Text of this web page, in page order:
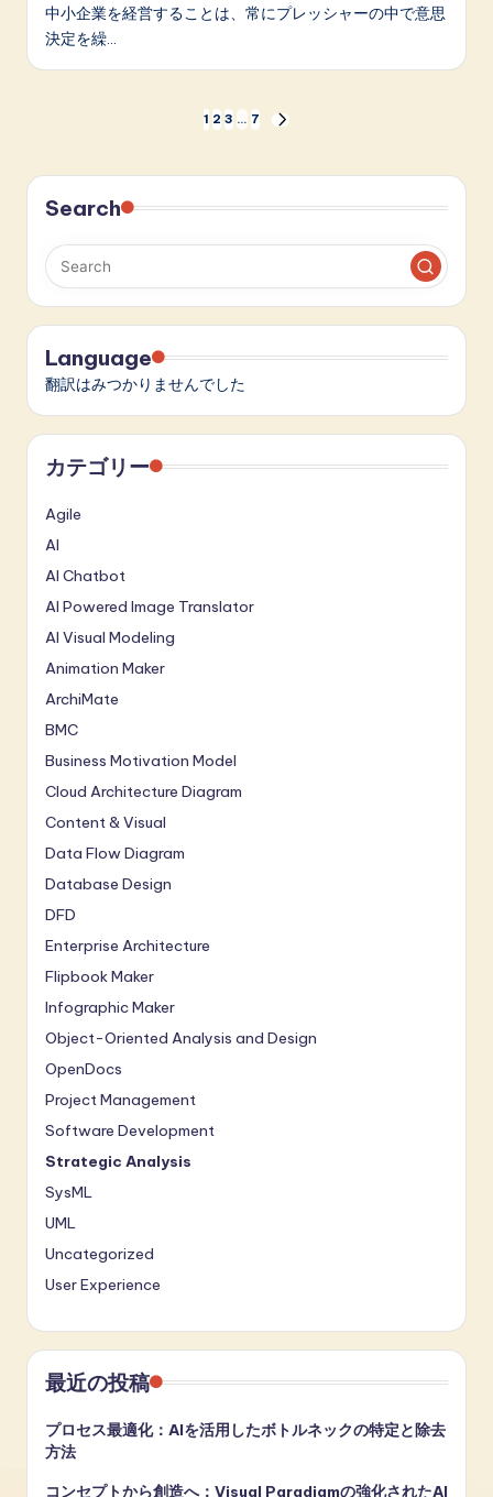
中小企業を経営することは、常にプレッシャーの中で意思
決定を繰…
稿
の
ペ
ー
ジ
送
り
1 2 3 … 7
NEXT
Search
Language
翻訳はみつかりませんでした
カテゴリー
Agile
AI
AI Chatbot
AI Powered Image Translator
AI Visual Modeling
Animation Maker
ArchiMate
BMC
Business Motivation Model
Cloud Architecture Diagram
Content & Visual
Data Flow Diagram
Database Design
DFD
Enterprise Architecture
Flipbook Maker
Infographic Maker
Object-Oriented Analysis and Design
OpenDocs
Project Management
Software Development
Strategic Analysis
SysML
UML
Uncategorized
User Experience
最近の投稿
プロセス最適化：AIを活用したボトルネックの特定と除去
方法
コンセプトから創造へ：Visual Paradigmの強化されたAI